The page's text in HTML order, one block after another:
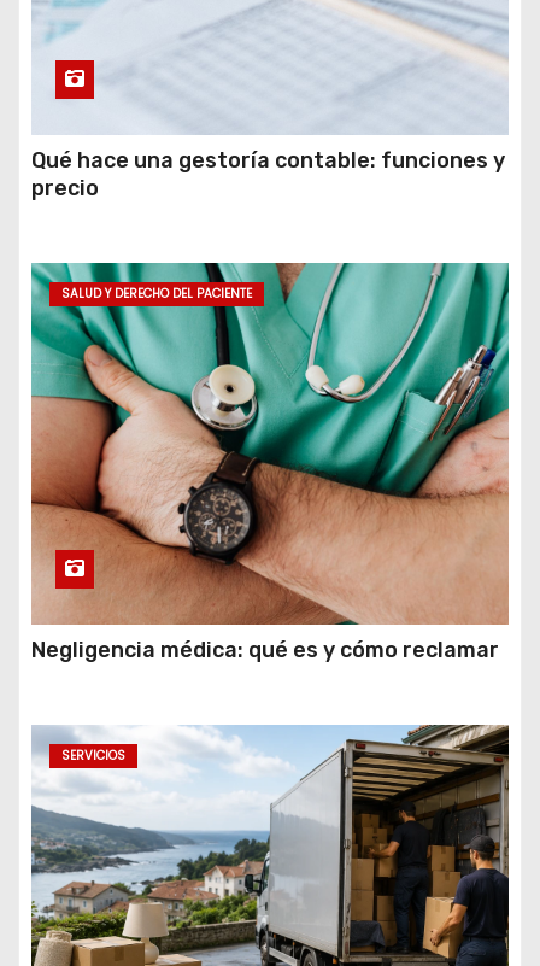
Qué hace una gestoría contable: funciones y
precio
SALUD Y DERECHO DEL PACIENTE
Negligencia médica: qué es y cómo reclamar
SERVICIOS